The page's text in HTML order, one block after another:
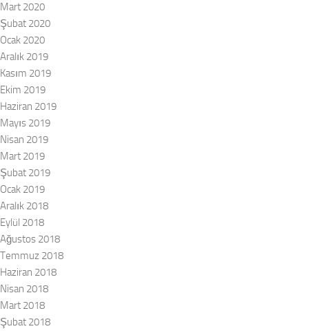
Mart 2020
Şubat 2020
Ocak 2020
Aralık 2019
Kasım 2019
Ekim 2019
Haziran 2019
Mayıs 2019
Nisan 2019
Mart 2019
Şubat 2019
Ocak 2019
Aralık 2018
Eylül 2018
Ağustos 2018
Temmuz 2018
Haziran 2018
Nisan 2018
Mart 2018
Şubat 2018